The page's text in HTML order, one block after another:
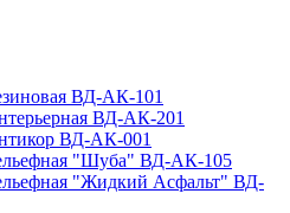
ВД-АК-101
ВД-АК-201
ВД-АК-001
"Шуба" ВД-АК-105
"Жидкий Асфальт" ВД-